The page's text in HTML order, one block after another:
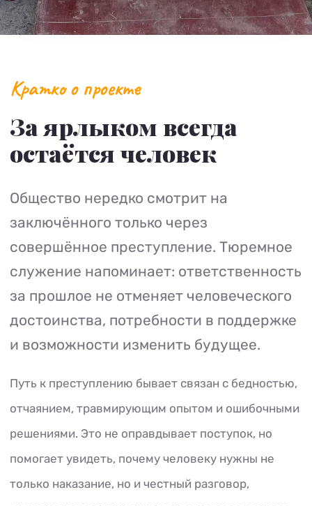
Кратко о проекте
За ярлыком всегда
остаётся человек
Общество нередко смотрит на
заключённого только через
совершённое преступление. Тюремное
служение напоминает: ответственность
за прошлое не отменяет человеческого
достоинства, потребности в поддержке
и возможности изменить будущее.
Путь к преступлению бывает связан с бедностью,
отчаянием, травмирующим опытом и ошибочными
решениями. Это не оправдывает поступок, но
помогает увидеть, почему человеку нужны не
только наказание, но и честный разговор,